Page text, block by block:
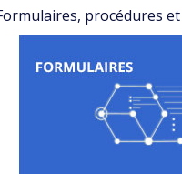
procédures